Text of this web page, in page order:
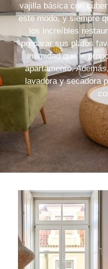
vajilla básica con
este modo, y siempre
los increíbles
preparar sus platos
intimidad que le
apartamento.
lavadora y secadora